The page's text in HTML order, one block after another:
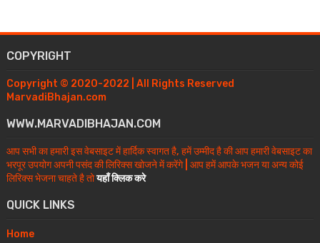
COPYRIGHT
Copyright © 2020-2022 | All Rights Reserved
MarvadiBhajan.com
WWW.MARVADIBHAJAN.COM
आप सभी का हमारी इस वेबसाइट में हार्दिक स्वागत है, हमें उम्मीद है की आप हमारी वेबसाइट का
भरपूर उपयोग अपनी पसंद की लिरिक्स खोजने में करेंगे | आप हमें आपके भजन या अन्य कोई
लिरिक्स भेजना चाहते है तोयहाँ क्लिक करे
QUICK LINKS
Home